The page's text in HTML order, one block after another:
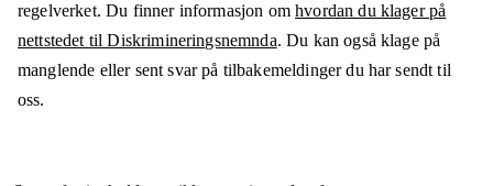
regelverket. Du finner informasjon omhvordan du klager på
nettstedet til Diskrimineringsnemnda. Du kan også klage på
manglende eller sent svar på tilbakemeldinger du har sendt til
oss.